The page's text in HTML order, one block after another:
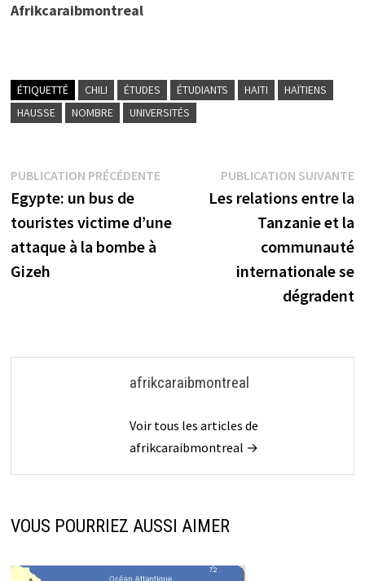
Afrikcaraibmontreal
ÉTIQUETTÉ CHILI ÉTUDES ÉTUDIANTS HAITI
HAÏTIENS
HAUSSE
NOMBRE UNIVERSITÉS
Navigation
de
l’article
PUBLICATION PRÉCÉDENTEPublication
précédente :
Egypte: un bus de
touristes victime d’une
attaque à la bombe à
Gizeh
PUBLICATION SUIVANTE
Les relations entre la
Tanzanie et la
communauté
internationale se
dégradent
afrikcaraibmontreal
Voir tous les articles de
afrikcaraibmontreal →
VOUS POURRIEZ AUSSI AIMER